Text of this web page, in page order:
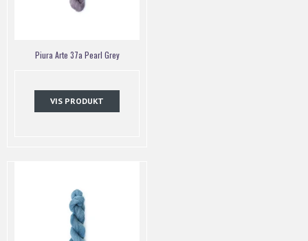
Piura Arte 37a Pearl Grey
VIS PRODUKT